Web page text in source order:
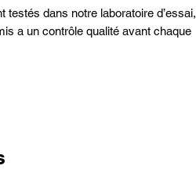
dans notre laboratoire d’essai,
a un contrôle qualité avant chaque